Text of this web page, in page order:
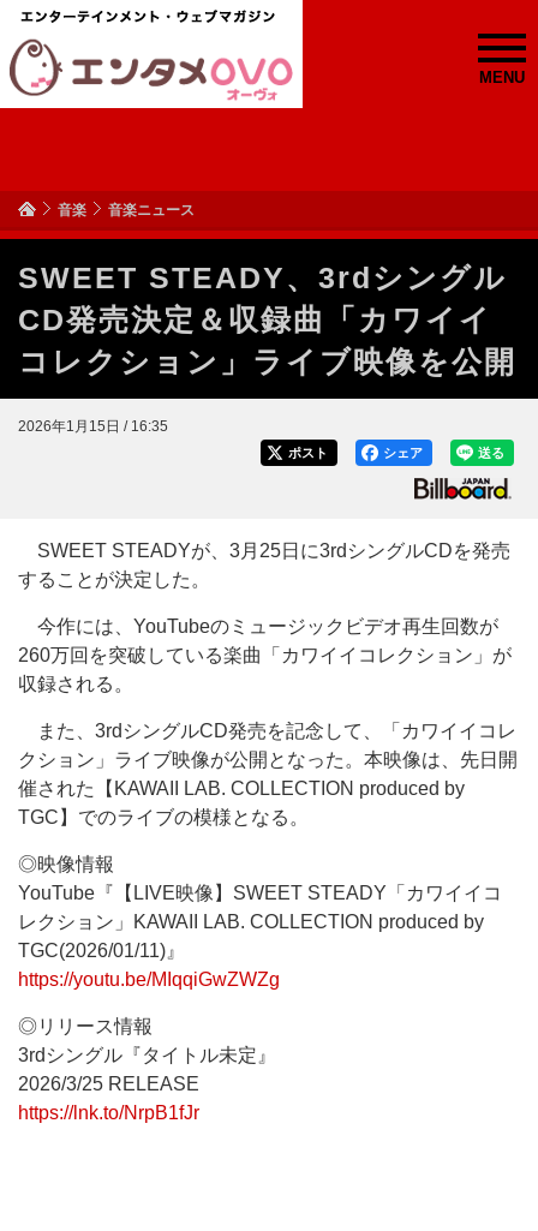
MENU
音楽 音楽ニュース
SWEET STEADY、3rdシングル
CD発売決定＆収録曲「カワイイ
コレクション」ライブ映像を公開
2026年1月15日 / 16:35
送る
シェア
ポスト
SWEET STEADYが、3月25日に3rdシングルCDを発売
することが決定した。
今作には、YouTubeのミュージックビデオ再生回数が
260万回を突破している楽曲「カワイイコレクション」が
収録される。
また、3rdシングルCD発売を記念して、「カワイイコレ
クション」ライブ映像が公開となった。本映像は、先日開
催された【KAWAII LAB. COLLECTION produced by
TGC】でのライブの模様となる。
◎映像情報
YouTube『【LIVE映像】SWEET STEADY「カワイイコ
レクション」KAWAII LAB. COLLECTION produced by
TGC(2026/01/11)』
https://youtu.be/MIqqiGwZWZg
◎リリース情報
3rdシングル『タイトル未定』
2026/3/25 RELEASE
https://lnk.to/NrpB1fJr